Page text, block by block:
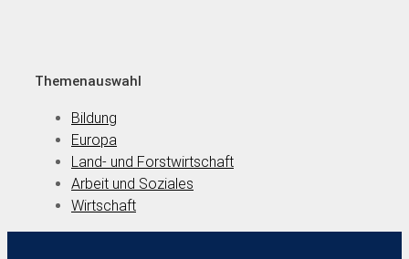
Themenauswahl
Bildung
Europa
Land- und Forstwirtschaft
Arbeit und Soziales
Wirtschaft